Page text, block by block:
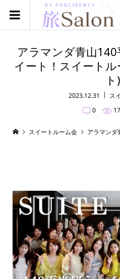
アラマンダ青山
イート！スイート
ト)
2023.12.31
ス
0
スイートルーム会 アラマンダ青山140